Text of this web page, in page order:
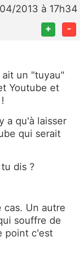
2013 à 17h34
+ -
un "tuyau"
Youtube et
a qu'à laisser
qui serait
dis ?
cas. Un autre
souffre de
point c'est